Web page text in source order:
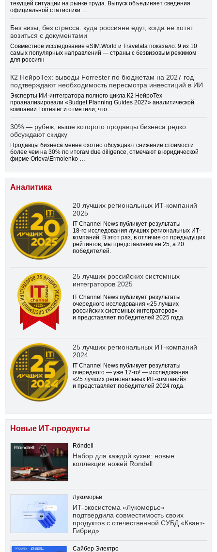
текущей ситуации на рынке труда. Выпуск объединяет сведения
официальной статистики …
Без визы, без стресса: куда россияне едут, когда не хотят
возиться с документами
Совместное исследование eSIM.World и Travelata показало: 9 из 10
самых популярных направлений — страны с безвизовым режимом
для россиян
К2 НейроТех: выводы Forrester по бюджетам на 2027 год
подтверждают необходимость пересмотра инвестиций в ИИ
Эксперты ИИ-интегратора полного цикла К2 НейроТех
проанализировали «Budget Planning Guides 2027» аналитической
компании Forrester и отметили, что …
30% — рубеж, выше которого продавцы бизнеса редко
обсуждают скидку
Продавцы бизнеса менее охотно обсуждают снижение стоимости
более чем на 30% по итогам due diligence, отмечают в юридической
фирме Orlova\Ermolenko …
Аналитика
20 лучших региональных ИТ-компаний
2025
IT Channel News публикует результаты
18-го исследования лучших региональных ИТ-
компаний. В этот раз, в отличие от предыдущих
рейтингов, мы представляем не 25, а 20
победителей.
25 лучших российских системных
интеграторов 2025
IT Channel News публикует результаты
очередного исследования «25 лучших
российских системных интеграторов»
и представляет победителей 2025 года.
25 лучших региональных ИТ-компаний
2024
IT Channel News публикует результаты
очередного — уже 17-го! — исследования
«25 лучших региональных ИТ-компаний»
и представляет победителей 2024 года.
Новые ИТ-продукты
Röndell
Набор для каждой кухни: новые
коллекции ножей Rondell
Лукоморье
ИТ-экосистема «Лукоморье»
подтвердила совместимость своих
продуктов с отечественной СУБД «Квант-
Гибрид»
Сайбер Электро